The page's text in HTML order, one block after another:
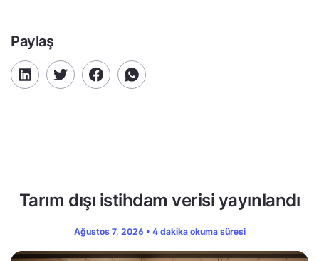
Paylaş
Tarım dışı istihdam verisi yayınlandı
Ağustos 7, 2026 • 4 dakika okuma süresi